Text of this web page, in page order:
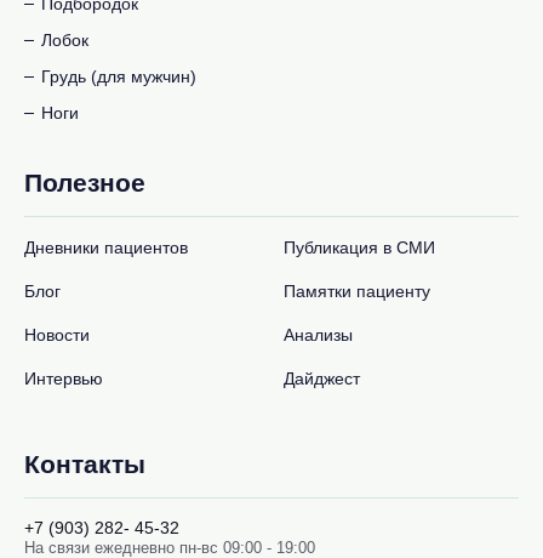
Лобок
Грудь (для мужчин)
Ноги
Полезное
Дневники пациентов
Блог
Новости
Интервью
Публикация в СМИ
Памятки пациенту
Анализы
Дайджест
Контакты
+7 (903) 282- 45-32
На связи ежедневно пн-вс 09:00 - 19:00